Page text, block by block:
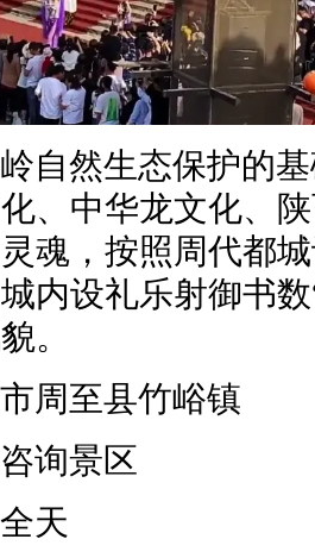
自然生态保护的
、中华龙文化、
魂，按照周代都
内设礼乐射御书
。
周至县竹峪镇
询景区
天